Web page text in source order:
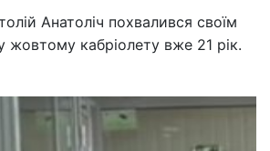
Анатоліч похвалився своїм
жовтому кабріолету вже 21 рік.